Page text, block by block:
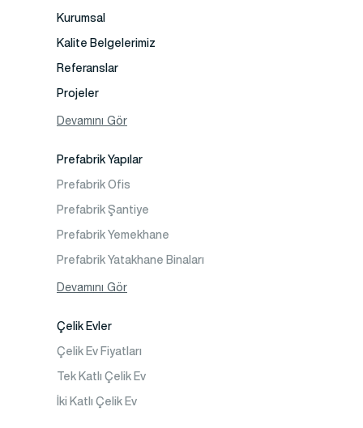
Kurumsal
Kalite Belgelerimiz
Referanslar
Projeler
Fotoğraf Galeri
Faaliyet Alanları
Sıkça Sorulanlar
Devamını Gör
Prefabrik Yapılar
Prefabrik Ofis
Prefabrik Şantiye
Prefabrik Yemekhane
Prefabrik Yatakhane Binaları
Prefabrik Dükkan
Prefabrik Kafeterya
Prefabrik Okul Binaları
Prefabrik Kreş Bina Modelleri
Prefabrik Anaokulu Bina Modelleri
Devamını Gör
Çelik Evler
Çelik Ev Fiyatları
Tek Katlı Çelik Ev
İki Katlı Çelik Ev